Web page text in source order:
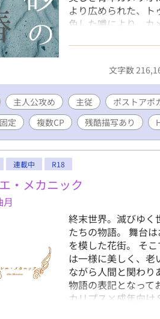
より広められた、
色した噂により、カ
のとなっていた。
の、ひいてはカメリ
か――？ 【お知ら
描写が含まれます
した。 第１２章まで
す！
文字数
主人公攻め 主従 ポストアポ
定
複数CP 残酷描写あり
連載中 R18
・メカニック
月
終末世界。滅びゆく
たちの物語。 舞台
を模した花街。 そ
は一様に美しく、老
ながら人間と関わ
物語の表記となって
カリプス×成年向け
ります。 ▼pixiv様